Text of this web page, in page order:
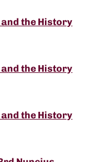
the History
the History
the History